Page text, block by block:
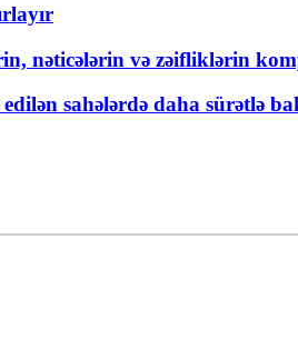
nəticələrin və zəifliklərin
sahələrdə daha sürətlə